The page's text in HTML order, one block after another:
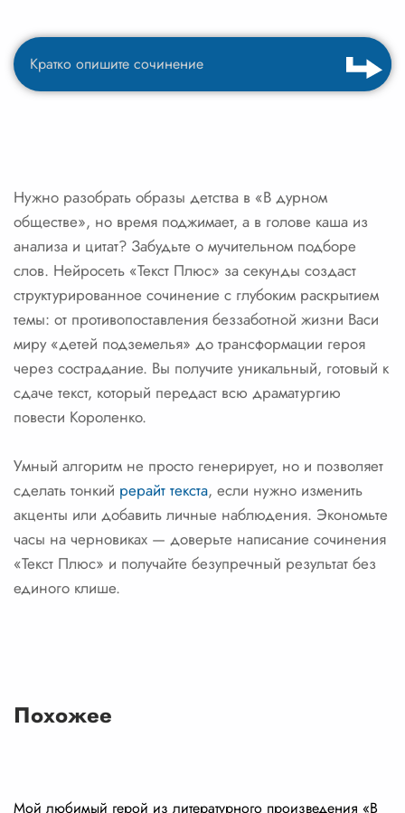
Нужно разобрать образы детства в «В дурном
обществе», но время поджимает, а в голове каша из
анализа и цитат? Забудьте о мучительном подборе
слов. Нейросеть «Текст Плюс» за секунды создаст
структурированное сочинение с глубоким раскрытием
темы: от противопоставления беззаботной жизни Васи
миру «детей подземелья» до трансформации героя
через сострадание. Вы получите уникальный, готовый к
сдаче текст, который передаст всю драматургию
повести Короленко.
Умный алгоритм не просто генерирует, но и позволяет
сделать тонкий рерайт текста, если нужно изменить
акценты или добавить личные наблюдения. Экономьте
часы на черновиках — доверьте написание сочинения
«Текст Плюс» и получайте безупречный результат без
единого клише.
Похожее
Мой любимый герой из литературного произведения «В